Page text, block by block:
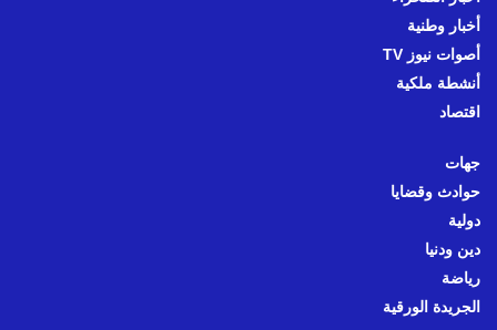
أخبار وطنية
أصوات نيوز TV
أنشطة ملكية
اقتصاد
جهات
حوادث وقضايا
دولية
دين ودنيا
رياضة
الجريدة الورقية